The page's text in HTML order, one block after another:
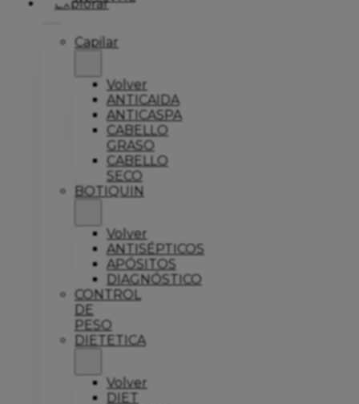
Explorar
Capilar
Volver
ANTICAIDA
ANTICASPA
CABELLO
GRASO
CABELLO
SECO
BOTIQUIN
Volver
ANTISÉPTICOS
APÓSITOS
DIAGNÓSTICO
CONTROL
DE
PESO
DIETETICA
Volver
DIET